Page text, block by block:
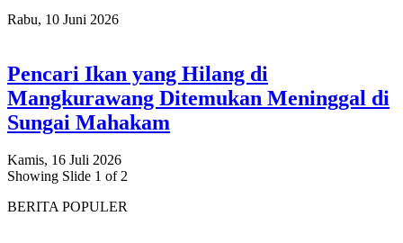
Rabu, 10 Juni 2026
Pencari Ikan yang Hilang di
Mangkurawang Ditemukan Meninggal di
Sungai Mahakam
Kamis, 16 Juli 2026
Showing Slide 1 of 2
BERITA POPULER